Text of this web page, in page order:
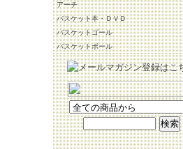
アーチ
バスケット本・ＤＶＤ
バスケットゴール
バスケットボール